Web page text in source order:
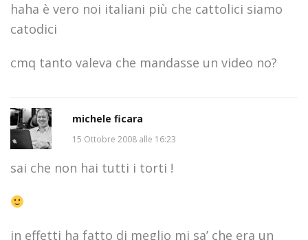
haha è vero noi italiani più che cattolici siamo
catodici
cmq tanto valeva che mandasse un video no?
michele ficara
15 Ottobre 2008 alle 16:23
sai che non hai tutti i torti !
in effetti ha fatto di meglio mi sa’ che era un